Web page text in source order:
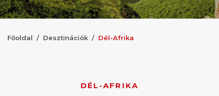
Főoldal Desztinációk Dél-Afrika
DÉL-AFRIKA